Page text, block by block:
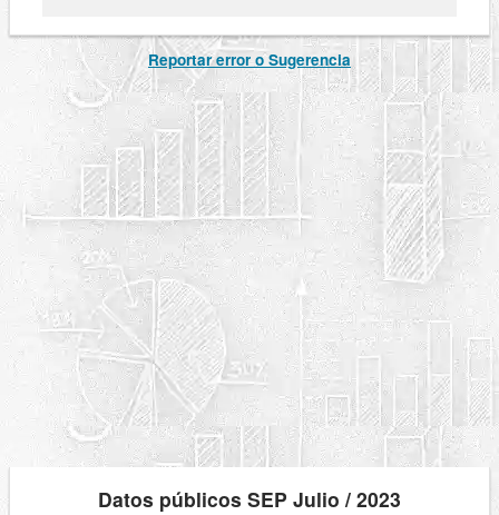
Reportar error o Sugerencia
Datos públicos SEP Julio / 2023